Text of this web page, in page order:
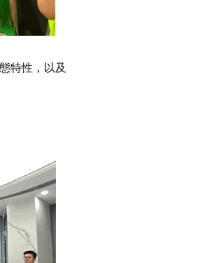
特性，以及